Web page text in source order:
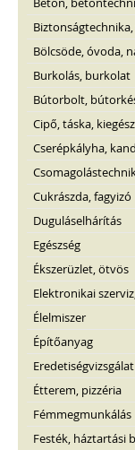
Bölcsöde, óvoda,
Burkolás, burkolat
Bútorbolt,
Cipő, táska,
Cserépkályha,
Cukrászda, fagyizó
Duguláselhárítás
Egészség
Ékszerüzlet, ötvös
Elektronikai
Élelmiszer
Építőanyag
Eredetiségvizsgálat
Étterem, pizzéria
Fémmegmunkálás
Festék, háztartási